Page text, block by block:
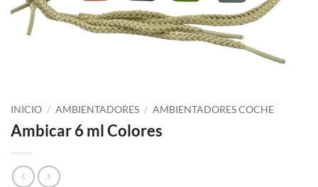
INICIO / AMBIENTADORES / AMBIENTADORES COCHE
Ambicar 6 ml Colores